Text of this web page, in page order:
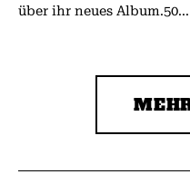
über ihr neues Album.50...